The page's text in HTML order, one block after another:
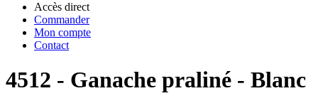
Accès direct
Commander
Mon compte
Contact
4512 - Ganache praliné - Blanc